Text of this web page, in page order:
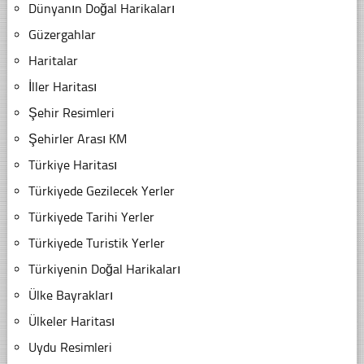
Dünyanın Doğal Harikaları
Güzergahlar
Haritalar
İller Haritası
Şehir Resimleri
Şehirler Arası KM
Türkiye Haritası
Türkiyede Gezilecek Yerler
Türkiyede Tarihi Yerler
Türkiyede Turistik Yerler
Türkiyenin Doğal Harikaları
Ülke Bayrakları
Ülkeler Haritası
Uydu Resimleri